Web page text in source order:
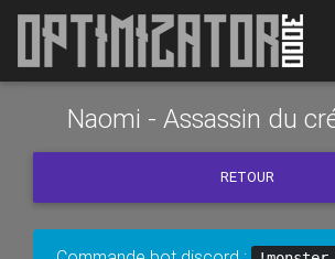
Naomi - Assassin du
RETOUR